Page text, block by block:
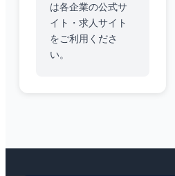
は各企業の公式サ
イト・求人サイト
をご利用くださ
い。